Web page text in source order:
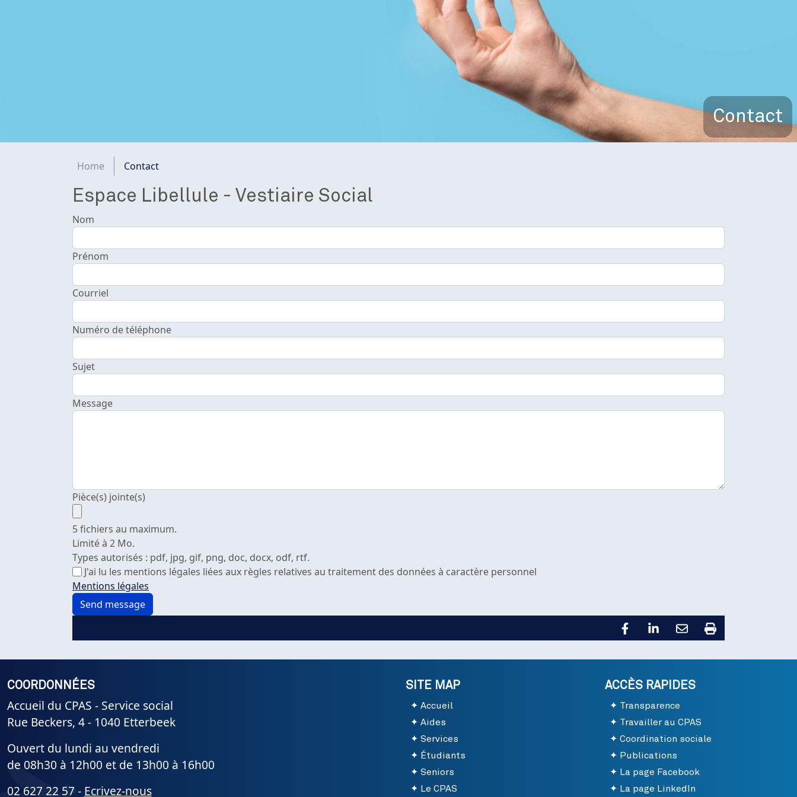
Contact
Fil d'Ariane
Home Contact
Espace Libellule - Vestiaire Social
Nom
Prénom
Courriel
Numéro de téléphone
Sujet
Message
Pièce(s) jointe(s)
5 fichiers au maximum.
Limité à 2 Mo.
Types autorisés : pdf, jpg, gif, png, doc, docx, odf, rtf.
J'ai lu les mentions légales liées aux règles relatives au traitement des données à caractère personnel
Mentions légales
COORDONNÉES
Accueil du CPAS - Service social
Rue Beckers, 4 - 1040 Etterbeek
Ouvert du lundi au vendredi
de 08h30 à 12h00 et de 13h00 à 16h00
02 627 22 57 - Ecrivez-nous
SITE MAP
Accueil
Aides
Services
Étudiants
Seniors
Le CPAS
ACCÈS RAPIDES
Transparence
Travailler au CPAS
Coordination sociale
Publications
La page Facebook
La page LinkedIn